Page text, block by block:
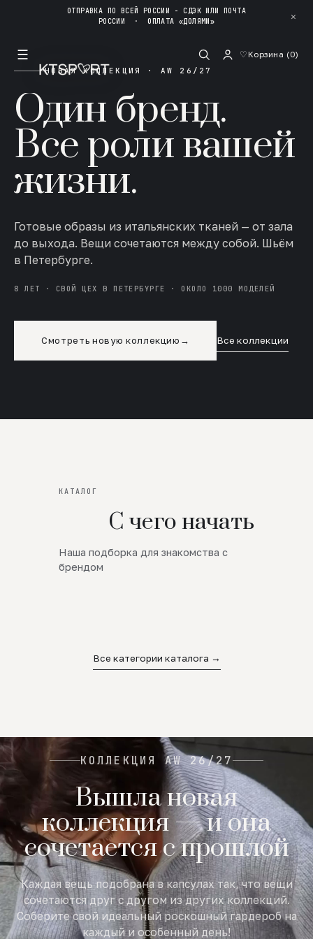
ОТПРАВКА ПО ВСЕЙ РОССИИ - СДЭК ИЛИ ПОЧТА
РОССИИ ·ОПЛАТА «ДОЛЯМИ» ✕
☰ ♡Корзина (0)
НОВАЯ КОЛЛЕКЦИЯ · AW 26/27
Один бренд.
Все роли вашей
жизни.
Готовые образы из итальянских тканей — от зала
до выхода. Вещи сочетаются между собой. Шьём
в Петербурге.
8 ЛЕТ · СВОЙ ЦЕХ В ПЕТЕРБУРГЕ · ОКОЛО 1000 МОДЕЛЕЙ
Смотреть новую коллекцию → Все коллекции
КАТАЛОГ
С чего начать
Наша подборка для знакомства с
брендом
Новинки
SALE
Все категории каталога →
КОЛЛЕКЦИЯ AW 26/27
Вышла новая
коллекция — и она
сочетается с прошлой
Каждая вещь подобрана в капсулах так, что вещи
сочетаются друг с другом из других коллекций.
Соберите свой идеальный роскошный гардероб на
каждый и особенный день!